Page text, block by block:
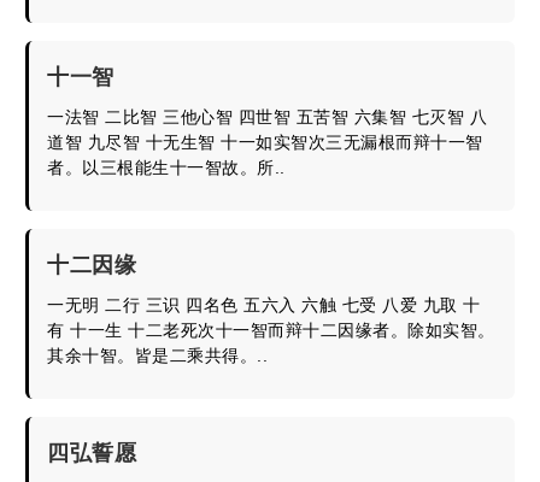
十一智
一法智 二比智 三他心智 四世智 五苦智 六集智 七灭智 八
道智 九尽智 十无生智 十一如实智次三无漏根而辩十一智
者。以三根能生十一智故。所..
十二因缘
一无明 二行 三识 四名色 五六入 六触 七受 八爱 九取 十
有 十一生 十二老死次十一智而辩十二因缘者。除如实智。
其余十智。皆是二乘共得。..
四弘誓愿